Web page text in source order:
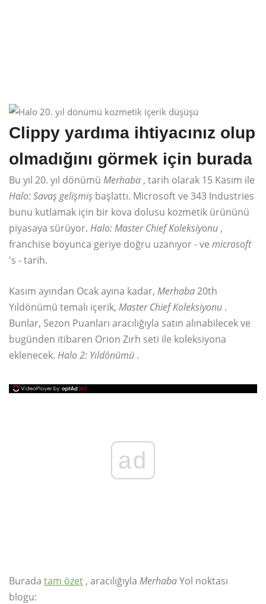
Clippy yardıma ihtiyacınız olup
olmadığını görmek için burada
Bu yıl 20. yıl dönümü Merhaba , tarih olarak 15 Kasım ile
Halo: Savaşgelişmiş başlattı. Microsoft ve 343 Industries
bunu kutlamak için bir kova dolusu kozmetik ürününü
piyasaya sürüyor. Halo: Master Chief Koleksiyonu ,
franchise boyunca geriye doğru uzanıyor - ve microsoft
's - tarih.
Kasım ayından Ocak ayına kadar, Merhaba20th
Yıldönümü temalı içerik, Master Chief Koleksiyonu .
Bunlar, Sezon Puanları aracılığıyla satın alınabilecek ve
bugünden itibaren Orion Zırh seti ile koleksiyona
eklenecek. Halo 2: Yıldönümü .
ad
Burada tam özet , aracılığıyla MerhabaYol noktası
blogu: